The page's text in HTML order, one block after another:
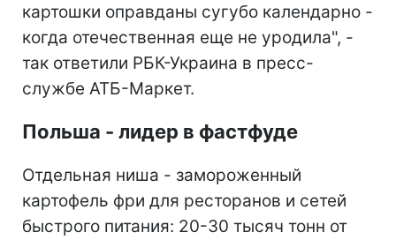
картошки оправданы сугубо календарно -
когда отечественная еще не уродила", -
так ответили РБК-Украина в пресс-
службе АТБ-Маркет.
Польша - лидер в фастфуде
Отдельная ниша - замороженный
картофель фри для ресторанов и сетей
быстрого питания: 20-30 тысяч тонн от